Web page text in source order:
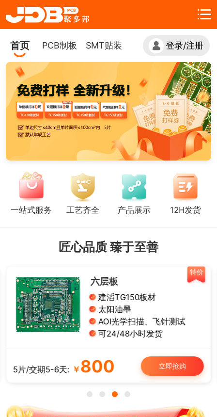
首页 PCB制板 SMT贴装 登录/注册
一站式服务 工艺齐全 产品展示 12H发货
匠心品质 臻于至善
特价
六层板
建滔TG150板材
太阳油墨
AOI光学扫描、飞针测试
可24/48小时发货
5片/交期5-6天: ￥ 800 立即抢购